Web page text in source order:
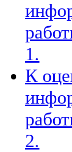
1.
К
2.